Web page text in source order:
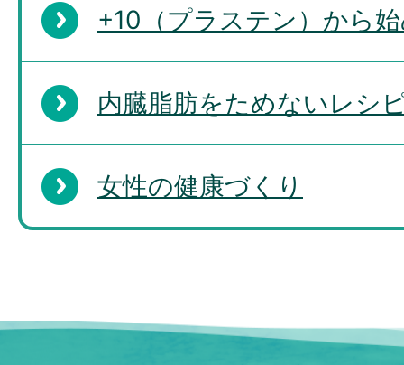
+10（プラステン）から
内臓脂肪をためないレシ
女性の健康づくり